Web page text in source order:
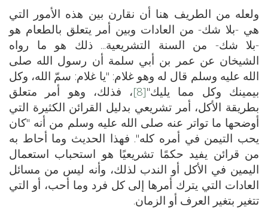
ولعله من الطريف هنا أن نقارن بين هذه الأمور التي
هي -بلا شك- من العادات وبين أمر يتعلق بالطعام هو
-بلا شك- من السنة التشريعية... ذلك هو ما رواه
الشيخان عن عمر بن أبي سلمة أن رسول الله صلى
الله عليه وسلم قال له وهو غلام: "يا غلام: سمّ الله، وكل
بيمينك وكل مما يليك"[8]
، فذلك، وهو أمر متعلق
بطريقة الأكل، أمر تشريعي بدليل القرائن الكثيرة التي
أوضحها ما تواتر عنه صلى الله عليه وسلم من أنه "كان
يحب التيمن في أمره كله". فهذا الحديث وما أحاط به
من قرائن يفيد حكمًا تشريعيًا هو استحباب استعمال
اليمين في الأكل أو الندب لذلك، وأنه ليس من مسائل
العادات التي يترك أمرها إلى كل فرد وما أحب، أو التي
تتغير بتغير العرف أو الزمان.